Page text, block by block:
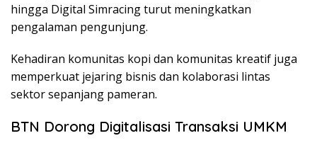
hingga Digital Simracing turut meningkatkan
pengalaman pengunjung.
Kehadiran komunitas kopi dan komunitas kreatif juga
memperkuat jejaring bisnis dan kolaborasi lintas
sektor sepanjang pameran.
BTN Dorong Digitalisasi Transaksi UMKM